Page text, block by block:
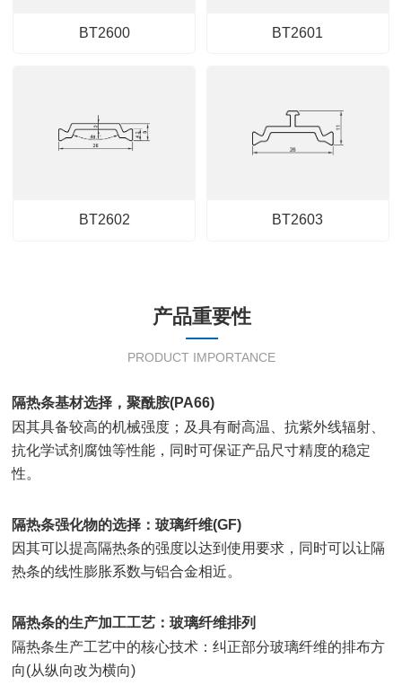
BT2600 BT2601
BT2602 BT2603
理论重量：
理论重量：
理论重量：
理论重量：
产品重要性
PRODUCT IMPORTANCE
隔热条基材选择，聚酰胺(PA66)
因其具备较高的机械强度；及具有耐高温、抗紫外线辐射、
抗化学试剂腐蚀等性能，同时可保证产品尺寸精度的稳定
性。
隔热条强化物的选择：玻璃纤维(GF)
因其可以提高隔热条的强度以达到使用要求，同时可以让隔
热条的线性膨胀系数与铝合金相近。
隔热条的生产加工工艺：玻璃纤维排列
隔热条生产工艺中的核心技术：纠正部分玻璃纤维的排布方
向(从纵向改为横向)